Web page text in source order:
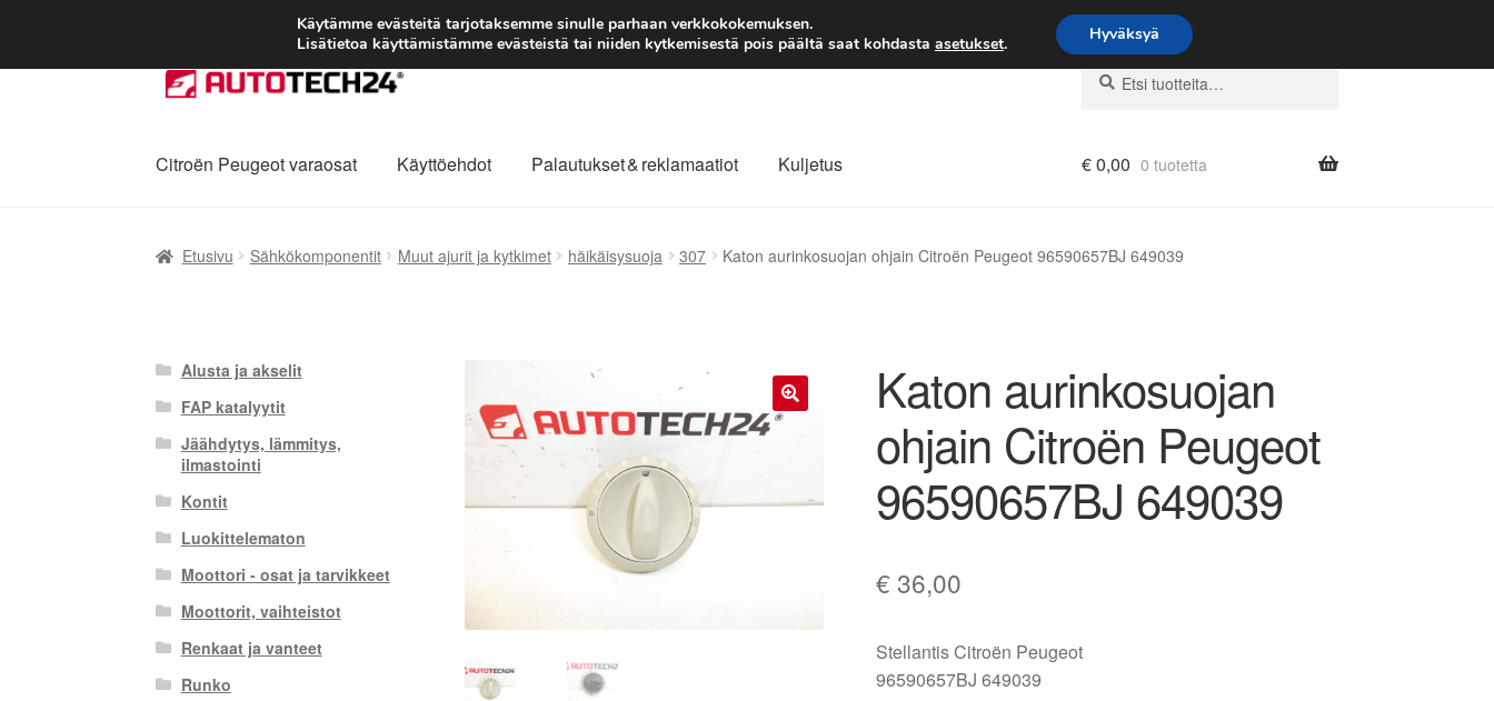
TOIMITUS alkaen 7 EUR
Siirry
navigointiin
Siirry
sisältöön
Etsi:
Haku
Citroën Peugeot varaosat Käyttöehdot Palautukset & reklamaatiot Kuljetus €0,00 0 tuotetta
Etusivu Sähkökomponentit Muut ajurit ja kytkimet häikäisysuoja 307 Katon aurinkosuojan ohjain Citroën Peugeot 96590657BJ 649039
🔍
Katon aurinkosuojan
ohjain Citroën Peugeot
96590657BJ 649039
€ 36,00
Stellantis Citroën Peugeot
96590657BJ 649039
Alusta ja akselit
FAP katalyytit
Jäähdytys, lämmitys,
ilmastointi
Kontit
Luokittelematon
Moottori - osat ja tarvikkeet
Moottorit, vaihteistot
Renkaat ja vanteet
Runko
Käytämme evästeitä tarjotaksemme sinulle parhaan verkkokokemuksen.
Lisätietoa käyttämistämme evästeistä tai niiden kytkemisestä pois päältä saat kohdasta asetukset. Hyväksyä